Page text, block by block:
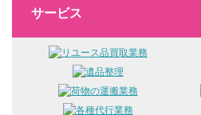
サービス